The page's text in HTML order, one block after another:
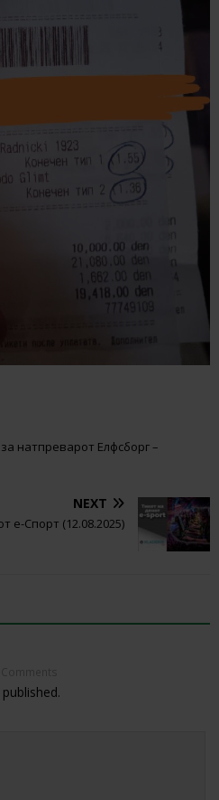
натпреварот Елфсборг –
NEXT
е-Спорт (12.08.2025)